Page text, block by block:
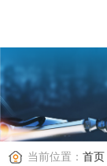
当前位置： 首页